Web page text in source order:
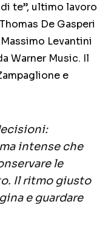
te”, ultimo lavoro
De Gasperi
Levantini
Warner Music. Il
e
intense che
le
Il ritmo giusto
e guardare